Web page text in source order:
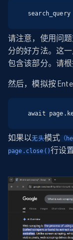
请注意，使用问
分的好方法。这
包含该部分。请
然后，模拟按
await
如果以无头模式 （
page.close()行设